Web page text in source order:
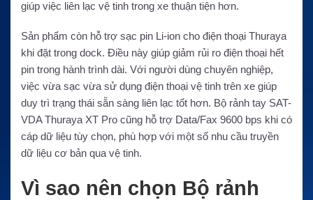
giúp việc liên lạc vệ tinh trong xe thuận tiện hơn.
Sản phẩm còn hỗ trợ sạc pin Li-ion cho điện thoại Thuraya
khi đặt trong dock. Điều này giúp giảm rủi ro điện thoại hết
pin trong hành trình dài. Với người dùng chuyên nghiệp,
việc vừa sạc vừa sử dụng điện thoại vệ tinh trên xe giúp
duy trì trạng thái sẵn sàng liên lạc tốt hơn. Bộ rảnh tay SAT-
VDA Thuraya XT Pro cũng hỗ trợ Data/Fax 9600 bps khi có
cáp dữ liệu tùy chọn, phù hợp với một số nhu cầu truyền
dữ liệu cơ bản qua vệ tinh.
Vì sao nên chọn Bộ rảnh